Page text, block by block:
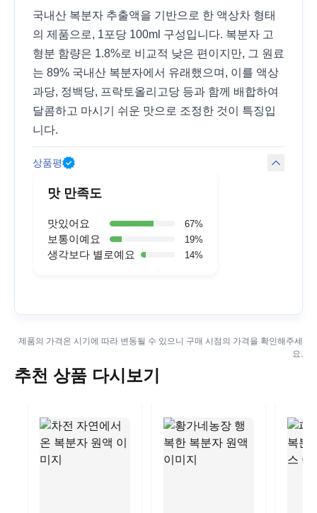
국내산 복분자 추출액을 기반으로 한 액상차 형태
의 제품으로, 1포당 100ml 구성입니다. 복분자 고
형분 함량은 1.8%로 비교적 낮은 편이지만, 그 원료
는 89% 국내산 복분자에서 유래했으며, 이를 액상
과당, 정백당, 프락토올리고당 등과 함께 배합하여
달콤하고 마시기 쉬운 맛으로 조정한 것이 특징입
니다.
상품평
맛 만족도
맛있어요 67%
보통이예요 19%
생각보다 별로예요 14%
제품의 가격은 시기에 따라 변동될 수 있으니 구매 시점의 가격을 확인해주세
요.
추천 상품 다시보기